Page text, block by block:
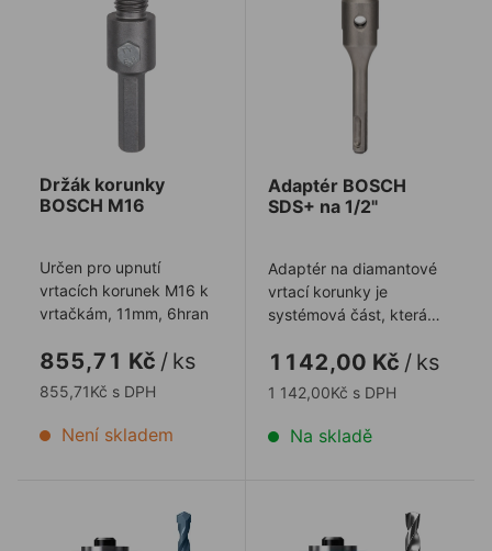
Držák korunky
BOSCH M16
Určen pro upnutí
vrtacích korunek M16 k
vrtačkám, 11mm, 6hran
855,71 Kč / ks
855,71Kč s DPH
Není skladem
Adaptér BOSCH
SDS+ na 1/2"
Adaptér na diamantové
vrtací korunky je
systémová část, která
diamantových v ...
1142,00 Kč / ks
1 142,00Kč s DPH
Na skladě
Adaptér BOSCH 8,5x105, PCHP+vrták TCP
Adaptér BOSCH